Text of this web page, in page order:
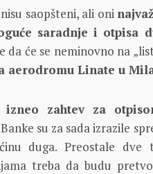
saopšteni, ali oni
saradnje i otpisa
će se neminovno na
aerodromu Linate u
zahtev za
Banke su za sada izrazile
duga. Preostale dve
treba da budu